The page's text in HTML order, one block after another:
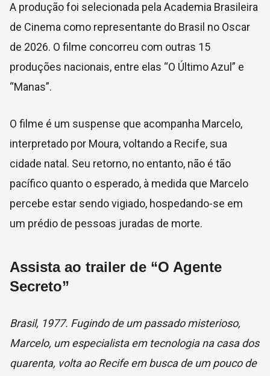
A produção foi selecionada pela Academia Brasileira
de Cinema como representante do Brasil no Oscar
de 2026. O filme concorreu com outras 15
produções nacionais, entre elas “O Último Azul” e
“Manas”.
O filme é um suspense que acompanha Marcelo,
interpretado por Moura, voltando a Recife, sua
cidade natal. Seu retorno, no entanto, não é tão
pacífico quanto o esperado, à medida que Marcelo
percebe estar sendo vigiado, hospedando-se em
um prédio de pessoas juradas de morte.
Assista ao trailer de “O Agente
Secreto”
Brasil, 1977. Fugindo de um passado misterioso,
Marcelo, um especialista em tecnologia na casa dos
quarenta, volta ao Recife em busca de um pouco de